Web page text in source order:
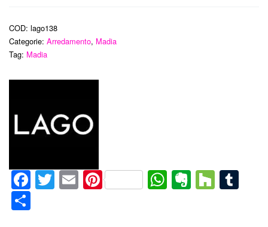
COD: lago138
Categorie: Arredamento, Madia
Tag: Madia
Facebook
Twitter
EmailPinterestWhatsApp
Evernote